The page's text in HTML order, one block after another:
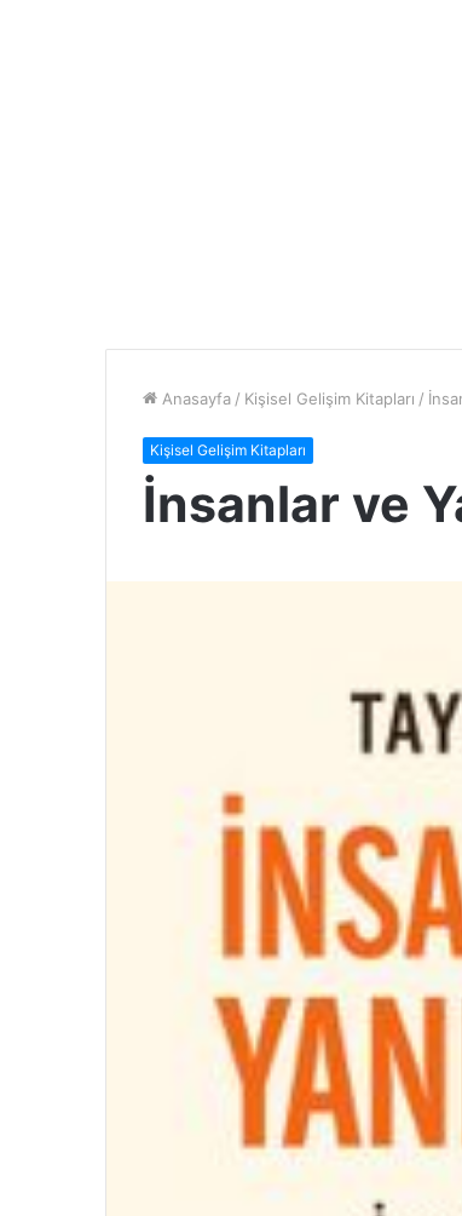
Anasayfa / Kişisel Gelişim Kitapları /
Kişisel Gelişim Kitapları
İnsanlar ve